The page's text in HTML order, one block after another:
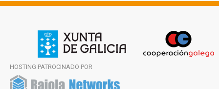
HOSTING PATROCINADO POR